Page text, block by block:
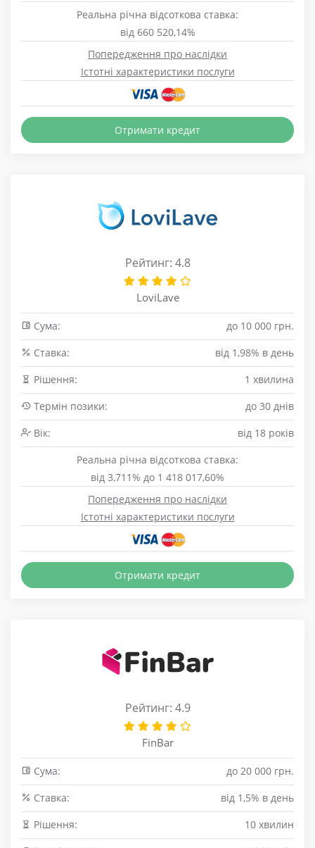
Реальна річна відсоткова ставка:
від 660 520,14%
Попередження про наслідки
Істотні характеристики послуги
Отримати кредит
Рейтинг: 4.8
LoviLave
Сума:
до 10 000 грн.
Cтавка:
від 1,98% в день
Рішення:
1 хвилина
Термін позики:
до 30 днів
Вік:
від 18 років
Реальна річна відсоткова ставка:
від 3,711% до 1 418 017,60%
Попередження про наслідки
Істотні характеристики послуги
Отримати кредит
Рейтинг: 4.9
FinBar
Сума:
до 20 000 грн.
Cтавка:
від 1,5% в день
Рішення:
10 хвилин